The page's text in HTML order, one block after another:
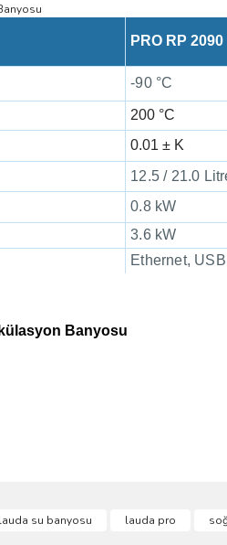
PRO RP 2090
-90 °C
200 °C
0.01 ± K
12.5 / 21.0
0.8 kW
3.6 kW
Ethernet,
Banyosu
lauda su banyosu lauda pro